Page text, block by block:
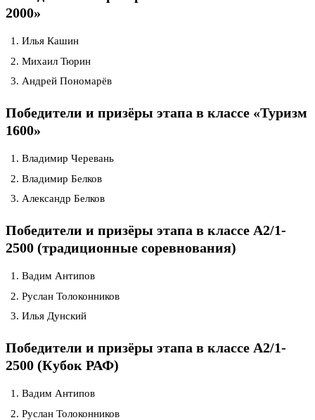
2000»
Илья Кашин
Михаил Тюрин
Андрей Пономарёв
Победители и призёры этапа в классе «Туризм
1600»
Владимир Черевань
Владимир Белков
Александр Белков
Победители и призёры этапа в классе А2/1-
2500 (традиционные соревнования)
Вадим Антипов
Руслан Толоконников
Илья Дунский
Победители и призёры этапа в классе А2/1-
2500 (Кубок РАФ)
Вадим Антипов
Руслан Толоконников